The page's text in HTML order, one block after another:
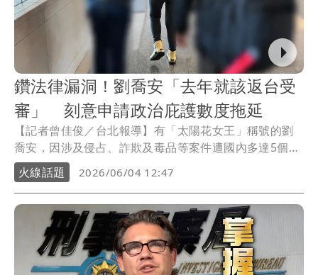
鑽法律漏洞！劉喬安「去年就該返台受
審」 刻意申請政治庇護數度拖延
【記者曾佳俊／台北報導】有「太陽花女王」稱號的劉
喬安，因涉及侵占、詐欺及毒品等案件遭國內多達5個地
檢署通緝，2019年棄保潛逃美國，經台美執法機關長期
情資交換與跨國追緝後，劉喬安2025年1月於美國落網，
但其狡猾多次利用擔心遭受政治迫害為由，在遣返日前
一天提出政治庇護申請等法律救濟程序，藉故多次拖
延，歷經一年多遣返程序與法律攻防，4日由美方執法人
員押解返台，結束長達7年的逃亡生涯，後續將交由我國
司法機關依法處理。
火線話題 2026/06/04 12:47